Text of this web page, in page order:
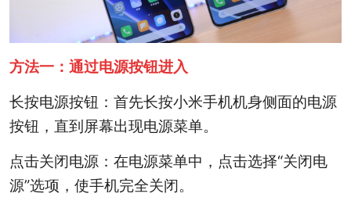
方法一：通过电源按钮进入
长按电源按钮：首先长按小米手机机身侧面的电源
按钮，直到屏幕出现电源菜单。
点击关闭电源：在电源菜单中，点击选择“关闭电
源”选项，使手机完全关闭。